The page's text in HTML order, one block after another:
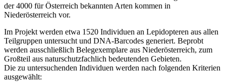
der 4000 für Österreich bekannten Arten kommen in
Niederösterreich vor.
Im Projekt werden etwa 1520 Individuen an Lepidopteren aus allen
Teilgruppen untersucht und DNA-Barcodes generiert. Beprobt
werden ausschließlich Belegexemplare aus Niederösterreich, zum
Großteil aus naturschutzfachlich bedeutenden Gebieten.
Die zu untersuchenden Individuen werden nach folgenden Kriterien
ausgewählt: